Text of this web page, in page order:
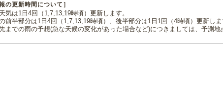
の更新時間について］
気は1日4回（1,7,13,19時頃）更新します。
前半部分は1日4回（1,7,13,19時頃）、後半部分は1日1回（4時頃）更新しま
までの雨の予想(急な天候の変化があった場合など)につきましては、予測地